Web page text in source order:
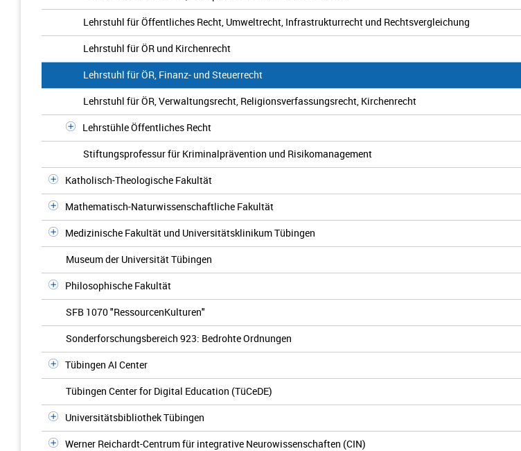
Lehrstuhl für Öffentliches Recht, Umweltrecht, Infrastrukturrecht und Rechtsvergleichung
Lehrstuhl für ÖR und Kirchenrecht
Lehrstuhl für ÖR, Finanz- und Steuerrecht
Lehrstuhl für ÖR, Verwaltungsrecht, Religionsverfassungsrecht, Kirchenrecht
Lehrstühle Öffentliches Recht
Stiftungsprofessur für Kriminalprävention und Risikomanagement
Katholisch-Theologische Fakultät
Mathematisch-Naturwissenschaftliche Fakultät
Medizinische Fakultät und Universitätsklinikum Tübingen
Museum der Universität Tübingen
Philosophische Fakultät
SFB 1070 "RessourcenKulturen"
Sonderforschungsbereich 923: Bedrohte Ordnungen
Tübingen AI Center
Tübingen Center for Digital Education (TüCeDE)
Universitätsbibliothek Tübingen
Werner Reichardt-Centrum für integrative Neurowissenschaften (CIN)